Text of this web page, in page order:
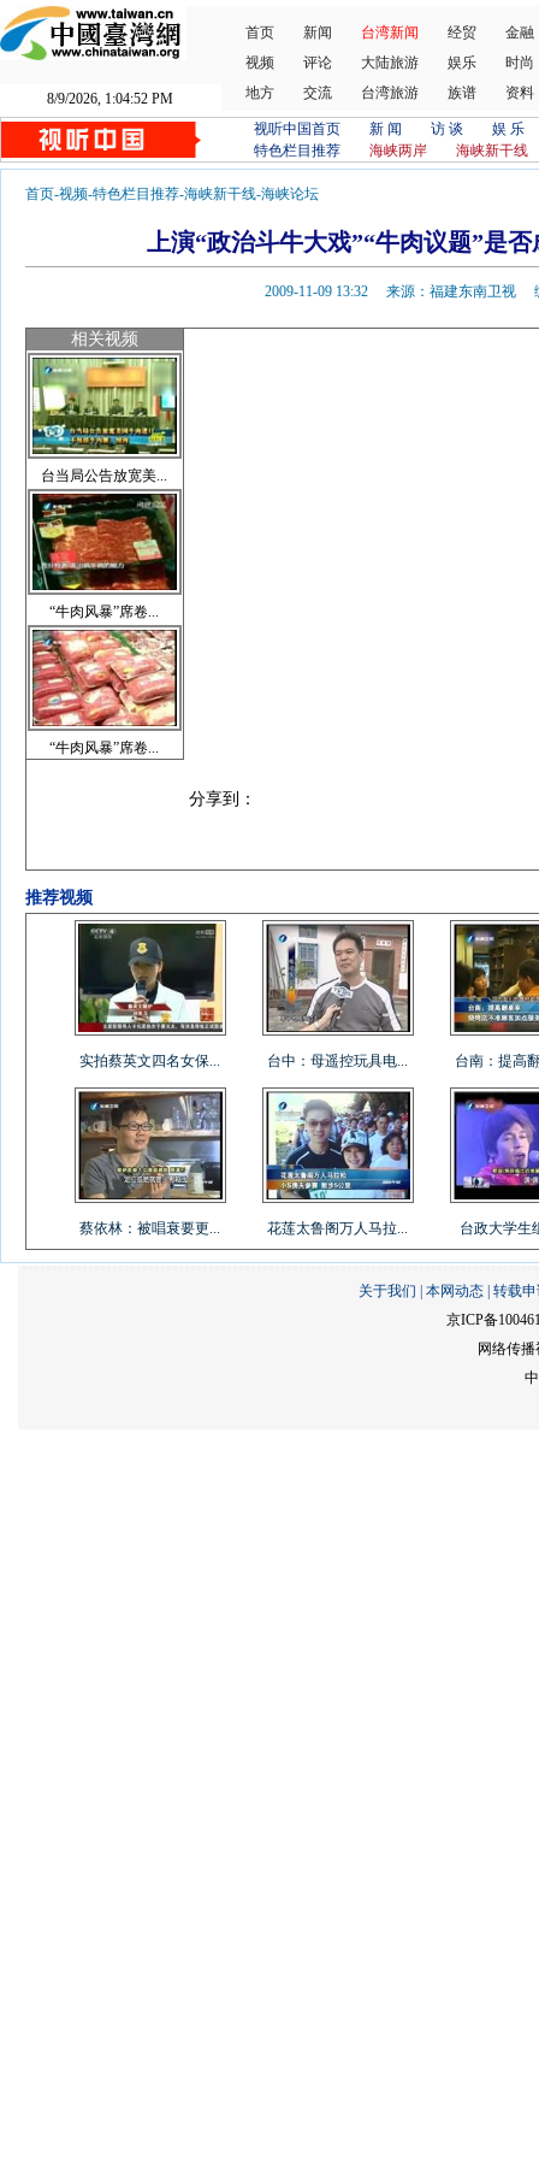
8/9/2026, 1:04:52 PM
首页 新闻 台湾新闻 经贸
金融
视频
评论 大陆旅游 娱乐
时尚
地方
交流 台湾旅游 族谱 资料
视听中国首页 新 闻 访 谈
娱 乐
特色栏目推荐
海峡两岸 海峡新干线
首页-视频-特色栏目推荐-海峡新干线-海峡论坛
上演“政治斗牛大戏”“牛肉议题”是
2009-11-09 13:32 来源：福建东南卫视
分享到：
相关视频
台当局公告放宽美...
“牛肉风暴”席卷...
“牛肉风暴”席卷...
推荐视频
实拍蔡英文四名女保... 台中：母遥控玩具电... 台南：提高
蔡依林：被唱衰要更... 花莲太鲁阁万人马拉... 台政大学生
关于我们 本网动态 转载
京ICP备
网络传